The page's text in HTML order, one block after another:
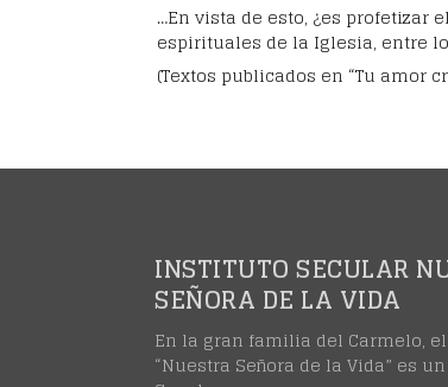
…En vista de esto, ¿es profetizar
espirituales de la Iglesia, entre
(Textos publicados en “Tu amor
INSTITUTO SECULAR
SEÑORA DE LA VIDA
En la gran familia del Carmelo,
“Nuestra Señora de la Vida” es